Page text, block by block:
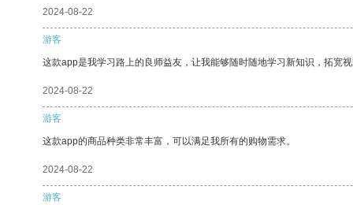
2024-08-22
游客
这款app是我学习路上的良师益友，让我能够随时随地学习新知识，拓宽
2024-08-22
游客
这款app的商品种类非常丰富，可以满足我所有的购物需求。
2024-08-22
游客